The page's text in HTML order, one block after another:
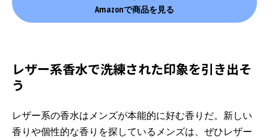
Amazonで商品を見る
レザー系香水で洗練された印象を引き出そ
う
レザー系の香水はメンズが本能的に好む香りだ。新しい
香りや個性的な香りを探しているメンズは、ぜひレザー